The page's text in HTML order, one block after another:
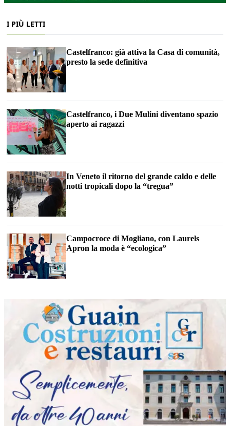
I PIÙ LETTI
Castelfranco: già attiva la Casa di comunità,
presto la sede definitiva
Castelfranco, i Due Mulini diventano spazio
aperto ai ragazzi
In Veneto il ritorno del grande caldo e delle
notti tropicali dopo la “tregua”
Campocroce di Mogliano, con Laurels
Apron la moda è “ecologica”